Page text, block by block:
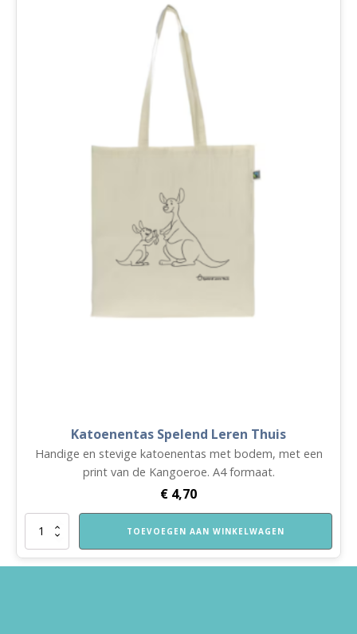
Katoenentas Spelend Leren Thuis
Handige en stevige katoenentas met bodem, met een
print van de Kangoeroe. A4 formaat.
€ 4,70
Katoenentas
Leren
TOEVOEGEN AAN WINKELWAGEN